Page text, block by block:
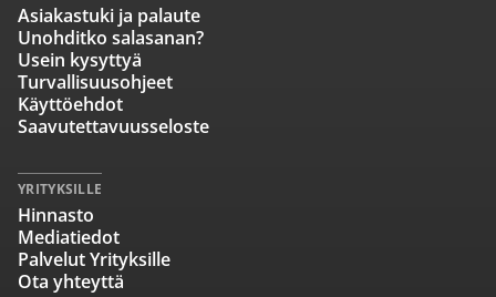
Asiakastuki ja palaute
Unohditko salasanan?
Usein kysyttyä
Turvallisuusohjeet
Käyttöehdot
Saavutettavuusseloste
YRITYKSILLE
Hinnasto
Mediatiedot
Palvelut Yrityksille
Ota yhteyttä